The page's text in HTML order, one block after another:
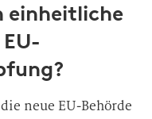
einheitliche
neue EU-Behörde